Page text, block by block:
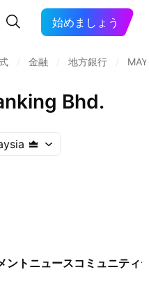
始めましょう
金融 地方銀行
Bhd.
ント ニュースコミュニティ